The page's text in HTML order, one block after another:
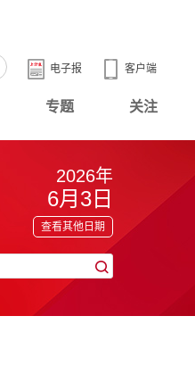
客户端
电子报
专题 关注
2026年
6月3日
查看其他日期